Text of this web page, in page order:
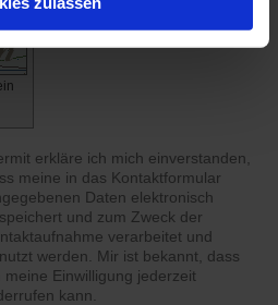
erkläre ich mich einverstanden,
meine in das Kontaktformular
Daten elektronisch
und zum Zweck der
verarbeitet und
werden. Mir ist bekannt, dass
meine Einwilligung jederzeit
kann.